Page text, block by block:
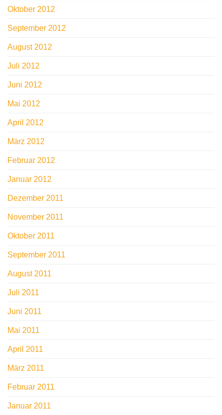
Oktober 2012
September 2012
August 2012
Juli 2012
Juni 2012
Mai 2012
April 2012
März 2012
Februar 2012
Januar 2012
Dezember 2011
November 2011
Oktober 2011
September 2011
August 2011
Juli 2011
Juni 2011
Mai 2011
April 2011
März 2011
Februar 2011
Januar 2011